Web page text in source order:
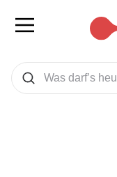
Was wollen Sie suchen
Suchen